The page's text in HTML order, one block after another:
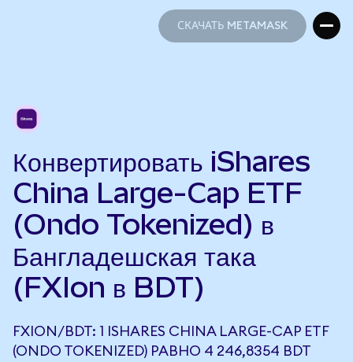
СКАЧАТЬ METAMASK
Конвертировать iShares
China Large-Cap ETF
(Ondo Tokenized) в
Бангладешская така
(FXIon в BDT)
FXION/BDT: 1 ISHARES CHINA LARGE-CAP ETF
(ONDO TOKENIZED) РАВНО 4 246,8354 BDT